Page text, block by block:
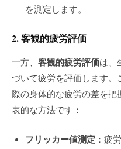
を測定します。
2. 客観的疲労評価
一方、 客観的疲労評価は、
づいて疲労を評価します
際の身体的な疲労の差を
表的な方法です：
フリッカー値測定 ：疲